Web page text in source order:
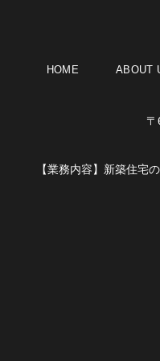
HOME ABOUT
【業務内容】 新築住宅